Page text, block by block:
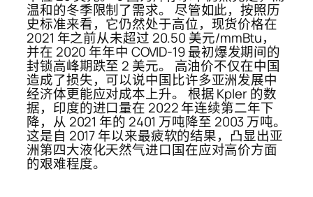
温和的冬季限制了需求。 尽管如此，按照历
史标准来看，它仍然处于高位，现货价格在
2021 年之前从未超过 20.50 美元/mmBtu，
并在 2020 年年中 COVID-19 最初爆发期间的
封锁高峰期跌至 2 美元。 高油价不仅在中国
造成了损失，可以说中国比许多亚洲发展中
经济体更能应对成本上升。 根据 Kpler 的数
据，印度的进口量在 2022 年连续第二年下
降，从 2021 年的 2401 万吨降至 2003 万吨。
这是自 2017 年以来最疲软的结果，凸显出亚
洲第四大液化天然气进口国在应对高价方面
的艰难程度。